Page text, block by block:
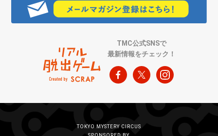
TMC公式SNSで
最新情報をチェック！
TOKYO MYSTERY CIRCUS